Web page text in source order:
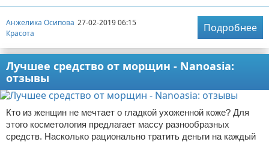
Анжелика Осипова 27-02-2019 06:15
Красота
Подробнее
Лучшее средство от морщин - Nanoasia:
отзывы
Кто из женщин не мечтает о гладкой ухоженной коже? Для
этого косметология предлагает массу разнообразных
средств. Насколько рационально тратить деньги на каждый